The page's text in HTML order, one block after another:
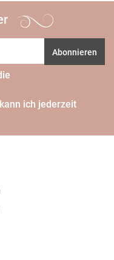
Abonnieren
ich jederzeit